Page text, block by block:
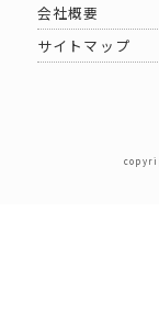
会社概要
サイトマップ